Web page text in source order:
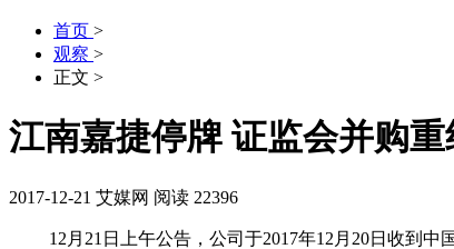
首页 >
观察 >
正文 >
江南嘉捷停牌 证监会并购
2017-12-21 艾媒网 阅读 22396
12月21日上午公告，公司于2017年12月20日收到中